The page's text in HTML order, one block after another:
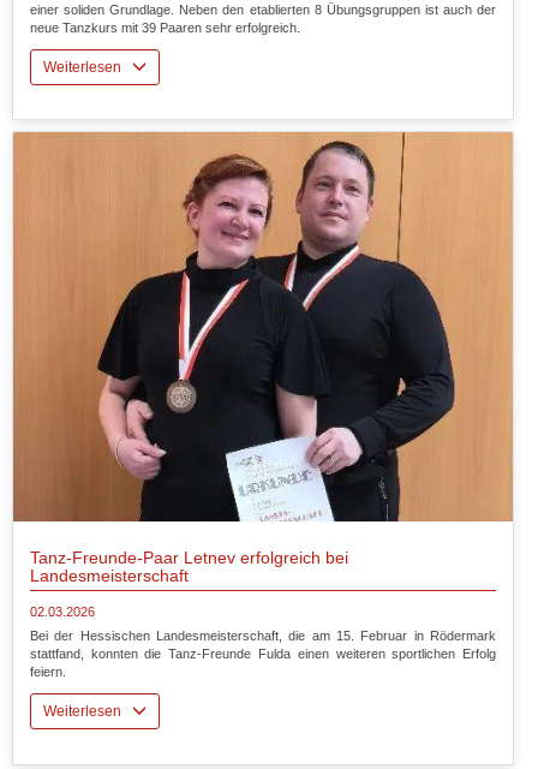
einer soliden Grundlage. Neben den etablierten 8 Übungsgruppen ist auch der
neue Tanzkurs mit 39 Paaren sehr erfolgreich.
Weiterlesen
Tanz-Freunde-Paar Letnev erfolgreich bei
Landesmeisterschaft
02.03.2026
Bei der Hessischen Landesmeisterschaft, die am 15. Februar in Rödermark
stattfand, konnten die Tanz-Freunde Fulda einen weiteren sportlichen Erfolg
feiern.
Weiterlesen